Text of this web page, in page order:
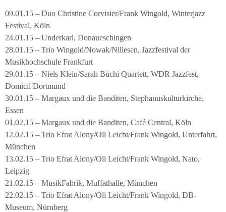
09.01.15 – Duo Christine Corvisier/Frank Wingold, Winterjazz
Festival, Köln
24.01.15 – Underkarl, Donaueschingen
28.01.15 – Trio Wingold/Nowak/Nillesen, Jazzfestival der
Musikhochschule Frankfurt
29.01.15 – Niels Klein/Sarah Büchi Quartett, WDR Jazzfest,
Domicil Dortmund
30.01.15 – Margaux und die Banditen, Stephanuskulturkirche,
Essen
01.02.15 – Margaux und die Banditen, Café Central, Köln
12.02.15 – Trio Efrat Alony/Oli Leicht/Frank Wingold, Unterfahrt,
München
13.02.15 – Trio Efrat Alony/Oli Leicht/Frank Wingold, Nato,
Leipzig
21.02.15 – MusikFabrik, Muffathalle, München
22.02.15 – Trio Efrat Alony/Oli Leicht/Frank Wingold, DB-
Museum, Nürnberg